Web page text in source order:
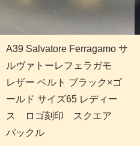
A39 Salvatore Ferragamo サ
ルヴァトーレフェラガモ
レザー ベルト ブラック×ゴ
ールド サイズ65 レディー
ス ロゴ刻印 スクエア
バックル